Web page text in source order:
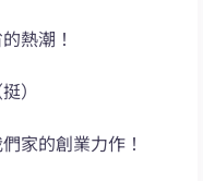
熱潮！
）
家的創業力作！